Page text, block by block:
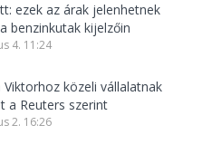
ezek az árak jelenhetnek
benzinkutak kijelzőin
4. 11:24
Viktorhoz közeli vállalatnak
a Reuters szerint
2. 16:26